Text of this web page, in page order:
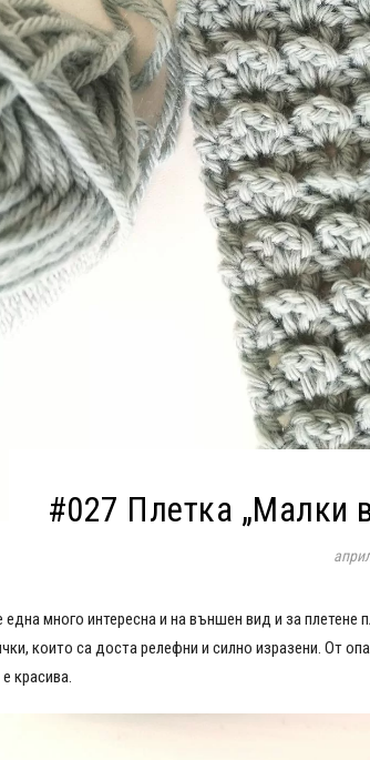
#027 Плетка „Малки
една много интересна и на външен вид и за плетене
които са доста релефни и силно изразени. От
красива.